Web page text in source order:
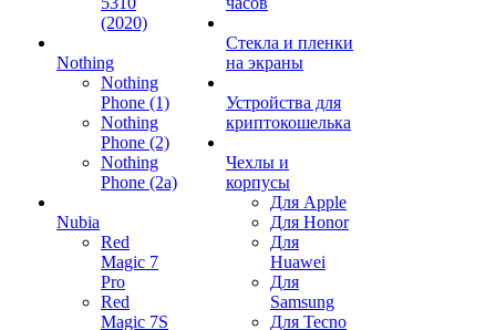
(2020)
Nothing
Nothing
Phone (1)
Nothing
Phone (2)
Nothing
Phone (2a)
Nubia
Red
Magic 7
Pro
Red
Magic 7S
Стекла и пленки
на экраны
Устройства для
криптокошелька
Чехлы и
корпусы
Для Apple
Для Honor
Для
Huawei
Для
Samsung
Для Tecno